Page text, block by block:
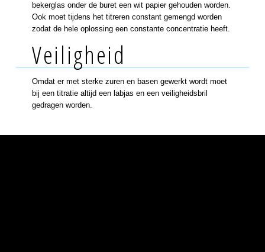
bekerglas onder de buret een wit papier gehouden worden.
Ook moet tijdens het titreren constant gemengd worden
zodat de hele oplossing een constante concentratie heeft.
Veiligheid
Omdat er met sterke zuren en basen gewerkt wordt moet
bij een titratie altijd een labjas en een veiligheidsbril
gedragen worden.